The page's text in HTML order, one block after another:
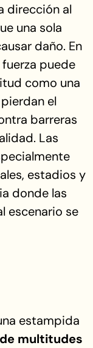
dirección al
una sola
daño. En
puede
como una
el
barreras
Las
estadios y
donde las
escenario se
estampida
multitudes